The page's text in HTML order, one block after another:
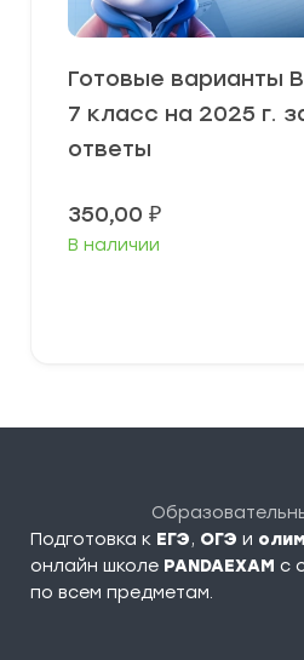
Готовые варианты
7 класс на 2025 г.
ответы
350,00 ₽
В наличии
Подготовка к ЕГЭ, ОГЭ и
онлайн школе PANDAEXAM c
по всем предметам.